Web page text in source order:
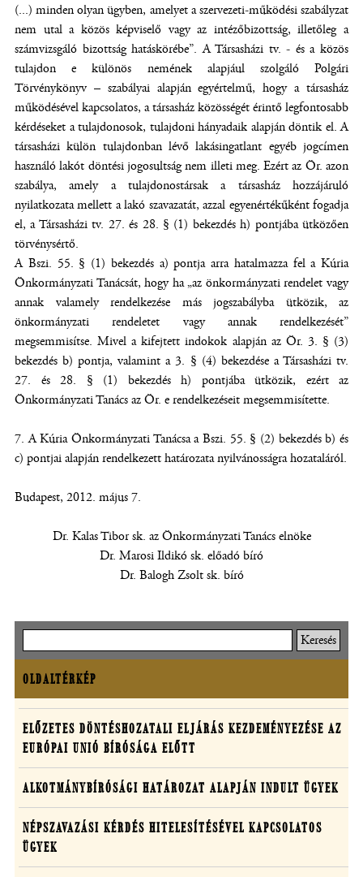
(...) minden olyan ügyben, amelyet a szervezeti-működési szabályzat
nem utal a közös képviselő vagy az intézőbizottság, illetőleg a
számvizsgáló bizottság hatáskörébe”. A Társasházi tv. - és a közös
tulajdon e különös nemének alapjául szolgáló Polgári
Törvénykönyv – szabályai alapján egyértelmű, hogy a társasház
működésével kapcsolatos, a társasház közösségét érintő legfontosabb
kérdéseket a tulajdonosok, tulajdoni hányadaik alapján döntik el. A
társasházi külön tulajdonban lévő lakásingatlant egyéb jogcímen
használó lakót döntési jogosultság nem illeti meg. Ezért az Ör. azon
szabálya, amely a tulajdonostársak a társasház hozzájáruló
nyilatkozata mellett a lakó szavazatát, azzal egyenértékűként fogadja
el, a Társasházi tv. 27. és 28. § (1) bekezdés h) pontjába ütközően
törvénysértő.
A Bszi. 55. § (1) bekezdés a) pontja arra hatalmazza fel a Kúria
Önkormányzati Tanácsát, hogy ha „az önkormányzati rendelet vagy
annak valamely rendelkezése más jogszabályba ütközik, az
önkormányzati rendeletet vagy annak rendelkezését”
megsemmisítse. Mivel a kifejtett indokok alapján az Ör. 3. § (3)
bekezdés b) pontja, valamint a 3. § (4) bekezdése a Társasházi tv.
27. és 28. § (1) bekezdés h) pontjába ütközik, ezért az
Önkormányzati Tanács az Ör. e rendelkezéseit megsemmisítette.
7. A Kúria Önkormányzati Tanácsa a Bszi. 55. § (2) bekezdés b) és
c) pontjai alapján rendelkezett határozata nyilvánosságra hozataláról.
Budapest, 2012. május 7.
Dr. Kalas Tibor sk. az Önkormányzati Tanács elnöke
Dr. Marosi Ildikó sk. előadó bíró
Dr. Balogh Zsolt sk. bíró
Oldaltérkép
OLDALTÉRKÉP
Határozatok
egyedi
ügyekben
ELŐZETES DÖNTÉSHOZATALI ELJÁRÁS KEZDEMÉNYEZÉSE AZ
EURÓPAI UNIÓ BÍRÓSÁGA ELŐTT
ALKOTMÁNYBÍRÓSÁGI HATÁROZAT ALAPJÁN INDULT ÜGYEK
NÉPSZAVAZÁSI KÉRDÉS HITELESÍTÉSÉVEL KAPCSOLATOS
ÜGYEK